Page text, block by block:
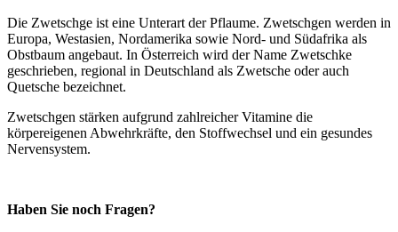
Die Zwetschge ist eine Unterart der Pflaume. Zwetschgen werden in
Europa, Westasien, Nordamerika sowie Nord- und Südafrika als
Obstbaum angebaut. In Österreich wird der Name Zwetschke
geschrieben, regional in Deutschland als Zwetsche oder auch
Quetsche bezeichnet.
Zwetschgen stärken aufgrund zahlreicher Vitamine die
körpereigenen Abwehrkräfte, den Stoffwechsel und ein gesundes
Nervensystem.
Haben Sie noch Fragen?